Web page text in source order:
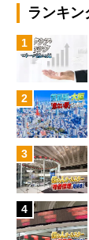
ランキン
1
2
3
4